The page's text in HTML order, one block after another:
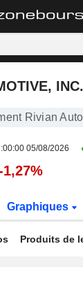
INC.
INC.
Rivian
05/08/2026
1,27%
Graphiques
Produits de